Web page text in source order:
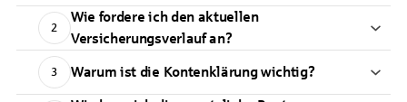
2
Wie fordere ich den aktuellen
Versicherungsverlauf an?
3 Warum ist die Kontenklärung wichtig?